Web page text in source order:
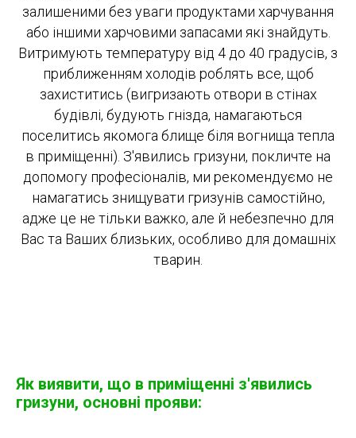
залишеними без уваги продуктами харчування
або іншими харчовими запасами які знайдуть.
Витримують температуру від 4 до 40 градусів, з
приближенням холодів роблять все, щоб
захиститись (вигризають отвори в стінах
будівлі, будують гнізда, намагаються
поселитись якомога блище біля вогнища тепла
в приміщенні). З'явились гризуни, покличте на
допомогу професіоналів, ми рекомендуємо не
намагатись знищувати гризунів самостійно,
адже це не тільки важко, але й небезпечно для
Вас та Ваших близьких, особливо для домашніх
тварин.
Як виявити, що в приміщенні з'явились
гризуни, основні прояви: